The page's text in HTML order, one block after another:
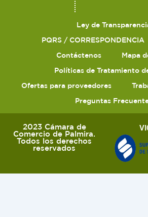
Ley de
PQRS / CORRESPONDENCIA
Contáctenos
Mapa
Políticas de Tratamiento
Ofertas para proveedores
Preguntas
2023 Cámara de
Comercio de Palmira.
Todos los derechos
reservados